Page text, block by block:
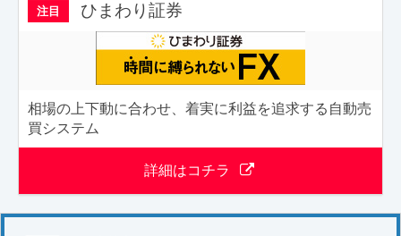
注目 ひまわり証券
相場の上下動に合わせ、着実に利益を追求する自動売
買システム
詳細はコチラ